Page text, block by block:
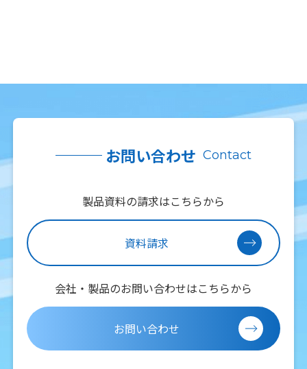
お問い合わせ Contact
製品資料の請求はこちらから
資料請求
会社・製品のお問い合わせはこちらから
お問い合わせ